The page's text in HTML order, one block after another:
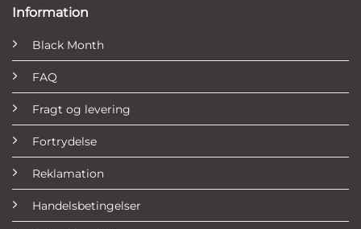
Information
Black Month
FAQ
Fragt og levering
Fortrydelse
Reklamation
Handelsbetingelser